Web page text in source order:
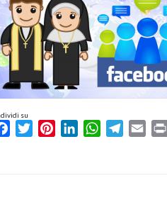
su
FacebookTwitterPinterestLinkedInWhatsAppTelegram
Email